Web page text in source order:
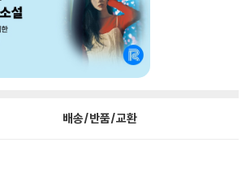
배송/반품/교환